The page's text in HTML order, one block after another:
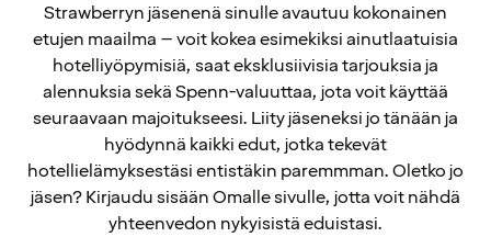
Strawberryn jäsenenä sinulle avautuu kokonainen
etujen maailma – voit kokea esimekiksi ainutlaatuisia
hotelliyöpymisiä, saat eksklusiivisia tarjouksia ja
alennuksia sekä Spenn-valuuttaa, jota voit käyttää
seuraavaan majoitukseesi. Liity jäseneksi jo tänään ja
hyödynnä kaikki edut, jotka tekevät
hotellielämyksestäsi entistäkin paremmman. Oletko jo
jäsen? Kirjaudu sisään Omalle sivulle, jotta voit nähdä
yhteenvedon nykyisistä eduistasi.